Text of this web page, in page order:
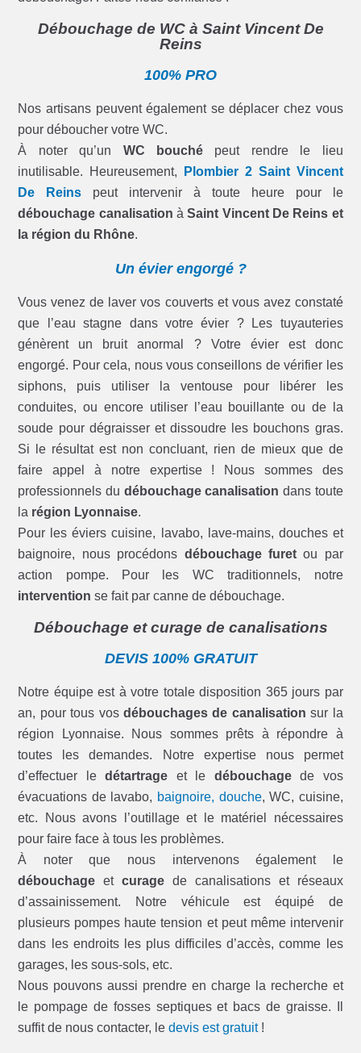
Débouchage de WC à Saint Vincent De
Reins
100% PRO
Nos artisans peuvent également se déplacer chez vous
pour déboucher votre WC.
À noter qu’un WC bouché peut rendre le lieu
inutilisable. Heureusement,
Plombier 2 Saint Vincent
De Reins peut intervenir à toute heure pour le
débouchage canalisation àSaint Vincent De Reins et
la région du Rhône.
Un évier engorgé ?
Vous venez de laver vos couverts et vous avez constaté
que l’eau stagne dans votre évier ? Les tuyauteries
génèrent un bruit anormal ? Votre évier est donc
engorgé. Pour cela, nous vous conseillons de vérifier les
siphons, puis utiliser la ventouse pour libérer les
conduites, ou encore utiliser l’eau bouillante ou de la
soude pour dégraisser et dissoudre les bouchons gras.
Si le résultat est non concluant, rien de mieux que de
faire appel à notre expertise ! Nous sommes des
professionnels du débouchage canalisation dans toute
la région Lyonnaise.
Pour les éviers cuisine, lavabo, lave-mains, douches et
baignoire, nous procédons débouchage furetou par
action pompe. Pour les WC traditionnels, notre
intervention se fait par canne de débouchage.
Débouchage et curage de canalisations
DEVIS 100% GRATUIT
Notre équipe est à votre totale disposition 365 jours par
an, pour tous vos débouchages de canalisation sur la
région Lyonnaise. Nous sommes prêts à répondre à
toutes les demandes. Notre expertise nous permet
d’effectuer ledétartrage et le débouchagede vos
évacuations de lavabo, baignoire, douche, WC, cuisine,
etc. Nous avons l’outillage et le matériel nécessaires
pour faire face à tous les problèmes.
À noter que nous intervenons également le
débouchage etcurage de canalisations et réseaux
d’assainissement. Notre véhicule est équipé de
plusieurs pompes haute tension et peut même intervenir
dans les endroits les plus difficiles d’accès, comme les
garages, les sous-sols, etc.
Nous pouvons aussi prendre en charge la recherche et
le pompage de fosses septiques et bacs de graisse. Il
suffit de nous contacter, ledevis est gratuit!